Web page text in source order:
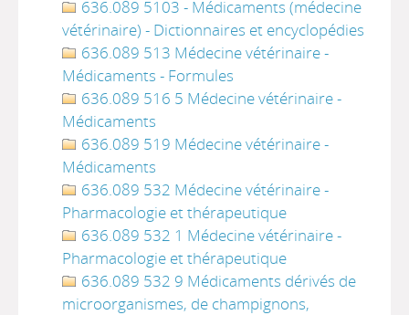
636.089 5103 - Médicaments (médecine
vétérinaire) - Dictionnaires et encyclopédies
636.089 513 Médecine vétérinaire -
Médicaments - Formules
636.089 516 5 Médecine vétérinaire -
Médicaments
636.089 519 Médecine vétérinaire -
Médicaments
636.089 532 Médecine vétérinaire -
Pharmacologie et thérapeutique
636.089 532 1 Médecine vétérinaire -
Pharmacologie et thérapeutique
636.089 532 9 Médicaments dérivés de
microorganismes, de champignons,